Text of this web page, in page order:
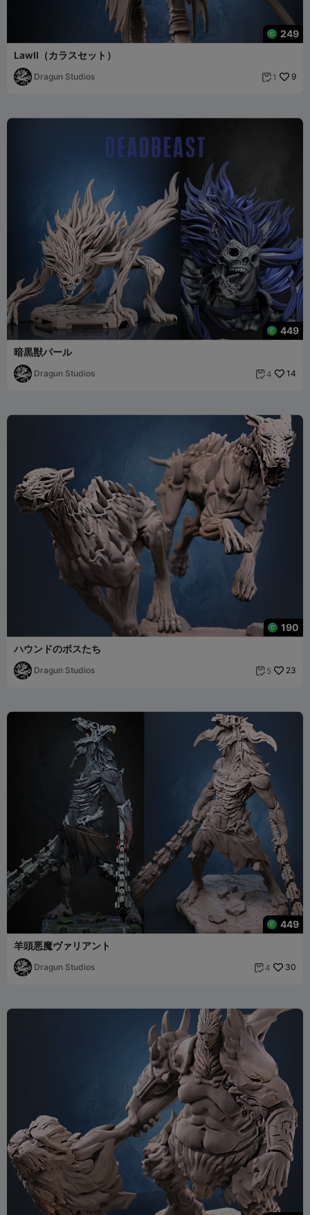
249
LawII（カラスセット）
Dragun Studios  1 9
449
暗黒獣パール
Dragun Studios  4 14
190
ハウンドのボスたち
Dragun Studios  5 23
449
羊頭悪魔ヴァリアント
Dragun Studios  4 30